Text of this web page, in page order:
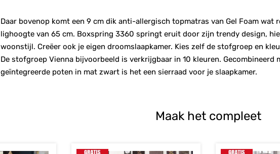
Daar bovenop komt een 9 cm dik anti-allergisch topmatras van Gel Foam wat
lighoogte van 65 cm. Boxspring 3360 springt eruit door zijn trendy design,
woonstijl. Creëer ook je eigen droomslaapkamer. Kies zelf de stofgroep en
De stofgroep Vienna bijvoorbeeld is verkrijgbaar in 10 kleuren. Gecombineerd
geïntegreerde poten in mat zwart is het een sierraad voor je slaapkamer.
Maak het compleet